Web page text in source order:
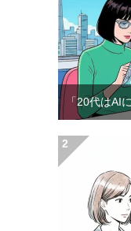
「20代はAI